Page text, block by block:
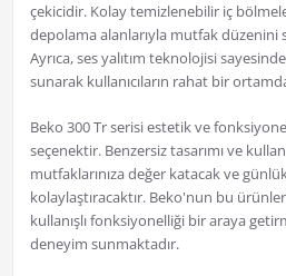
çekicidir. Kolay temizlenebilir iç
depolama alanlarıyla mutfak düzenini
Ayrıca, ses yalıtım teknolojisi
sunarak kullanıcıların rahat bir
Beko 300 Tr serisi estetik ve
seçenektir. Benzersiz tasarımı ve
mutfaklarınıza değer katacak ve günlük
kolaylaştıracaktır. Beko'nun bu
kullanışlı fonksiyonelliği bir araya
deneyim sunmaktadır.